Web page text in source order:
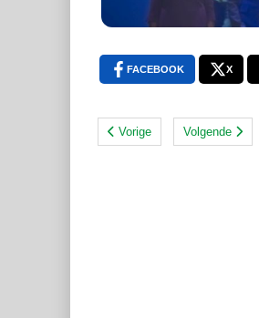
FACEBOOK X
Vorige Volgende